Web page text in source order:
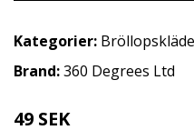
Kategorier:
Brand:360 Degrees Ltd
49 SEK